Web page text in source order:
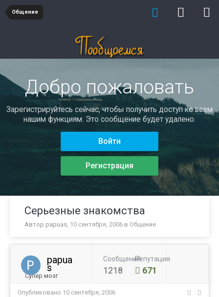
Общение
Добро пожаловать
Зарегистрируйтесь сейчас, чтобы получить доступ ко всем
нашим функциям. Это сообщение будет удалено.
Войти
Регистрация
Серьезные знакомства
Автор papuas, 10 сентября, 2006 в Общение
papua
s
Супер мозг
Сообщений
1218
Репутация
671
Опубликовано 10 сентября, 2006